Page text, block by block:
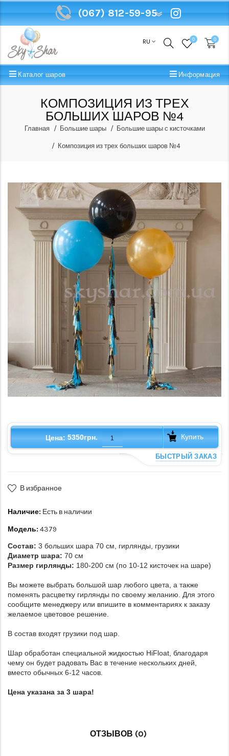
(067) 812-59-95
RU 0 0
Каталог шаров Информация
КОМПОЗИЦИЯ ИЗ ТРЕХ
БОЛЬШИХ ШАРОВ №4
Главная Большие шары Большие шары с кисточками
Композиция из трех больших шаров №4
Цена: 5350грн. Купить
БЫСТРЫЙ ЗАКАЗ
В избранное
Наличие: Есть в наличии
Модель: 4379
Состав: 3 больших шара 70 см, гирлянды, грузики
Диаметр шара: 70 см
Размер гирлянды: 180-200 см (по 10-12 кисточек на шаре)
Вы можете выбрать большой шар любого цвета, а также
поменять расцветку гирлянды по своему желанию. Для этого
сообщите менеджеру или впишите в комментариях к заказу
желаемое цветовое решение.
В состав входят грузики под шар.
Шар обработан специальной жидкостью HiFloat, благодаря
чему он будет радовать Вас в течение нескольких дней,
вместо обычных 6-12 часов.
Цена указана за 3 шара!
ОТЗЫВОВ (0)